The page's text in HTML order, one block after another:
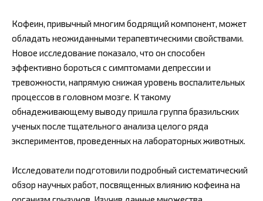
Кофеин, привычный многим бодрящий компонент, может
обладать неожиданными терапевтическими свойствами.
Новое исследование показало, что он способен
эффективно бороться с симптомами депрессии и
тревожности, напрямую снижая уровень воспалительных
процессов в головном мозге. К такому
обнадеживающему выводу пришла группа бразильских
ученых после тщательного анализа целого ряда
экспериментов, проведенных на лабораторных животных.
Исследователи подготовили подробный систематический
обзор научных работ, посвященных влиянию кофеина на